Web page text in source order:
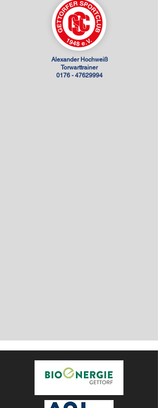
Alexander Hochweiß
Torwarttrainer
0176 - 47629994